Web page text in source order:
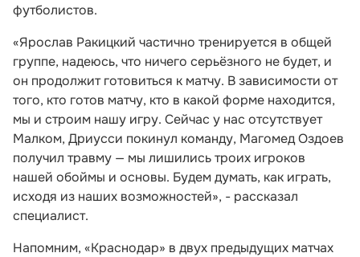
футболистов.
«Ярослав Ракицкий частично тренируется в общей
группе, надеюсь, что ничего серьёзного не будет, и
он продолжит готовиться к матчу. В зависимости от
того, кто готов матчу, кто в какой форме находится,
мы и строим нашу игру. Сейчас у нас отсутствует
Малком, Дриусси покинул команду, Магомед Оздоев
получил травму — мы лишились троих игроков
нашей обоймы и основы. Будем думать, как играть,
исходя из наших возможностей», - рассказал
специалист.
Напомним, «Краснодар» в двух предыдущих матчах